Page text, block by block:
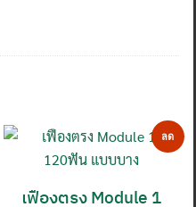
ลด
เฟืองตรง Module 1